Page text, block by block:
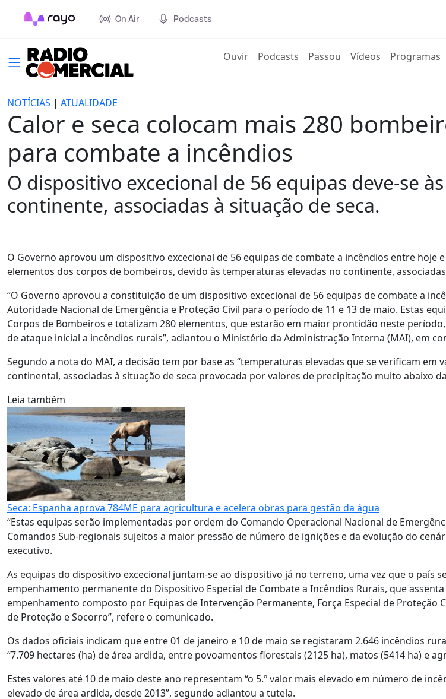
On Air Podcasts
Ouvir(current)
Podcasts Passou Vídeos Programas
NOTÍCIAS | ATUALIDADE
Calor e seca colocam mais 280
para combate a incêndios
O dispositivo excecional de 56 equipas deve-se
continente, associadas à situação de seca.
O Governo aprovou um dispositivo excecional de 56 equipas de combate a incêndios entre hoje
elementos dos corpos de bombeiros, devido às temperaturas elevadas no continente,
“O Governo aprovou a constituição de um dispositivo excecional de 56 equipas de combate a
Autoridade Nacional de Emergência e Proteção Civil para o período de 11 e 13 de maio. Estas
Corpos de Bombeiros e totalizam 280 elementos, que estarão em maior prontidão neste
de ataque inicial a incêndios rurais”, adiantou o Ministério da Administração Interna (MAI), em
Segundo a nota do MAI, a decisão tem por base as “temperaturas elevadas que se verificam
continental, associadas à situação de seca provocada por valores de precipitação muito abaixo
Leia também
Seca: Espanha aprova 784ME para agricultura e acelera obras para gestão da água
“Estas equipas serão implementadas por ordem do Comando Operacional Nacional de
Comandos Sub-regionais sujeitos a maior pressão de número de ignições e da evolução do
executivo.
As equipas do dispositivo excecional juntam-se ao dispositivo já no terreno, uma vez que o país
empenhamento permanente do Dispositivo Especial de Combate a Incêndios Rurais, que
empenhamento composto por Equipas de Intervenção Permanente, Força Especial de Proteção
de Proteção e Socorro”, refere o comunicado.
Os dados oficiais indicam que entre 01 de janeiro e 10 de maio se registaram 2.646 incêndios
“7.709 hectares (ha) de área ardida, entre povoamentos florestais (2125 ha), matos (5414 ha) e
Estes valores até 10 de maio deste ano representam “o 5.º valor mais elevado em número de
elevado de área ardida, desde 2013”, segundo adiantou a tutela.